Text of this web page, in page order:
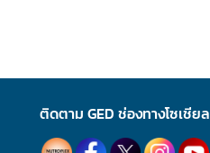
ติดตาม GED ช่องทางโซเชียล